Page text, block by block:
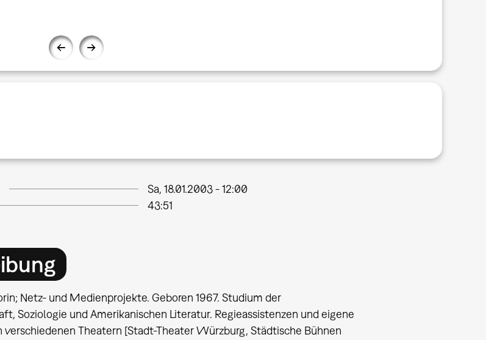
Sa, 18.01.2003 - 12:00
43:51
Netz- und Medienprojekte. Geboren 1967. Studium der
Soziologie und Amerikanischen Literatur. Regieassistenzen und eigene
verschiedenen Theatern [Stadt-Theater Würzburg, Städtische Bühnen